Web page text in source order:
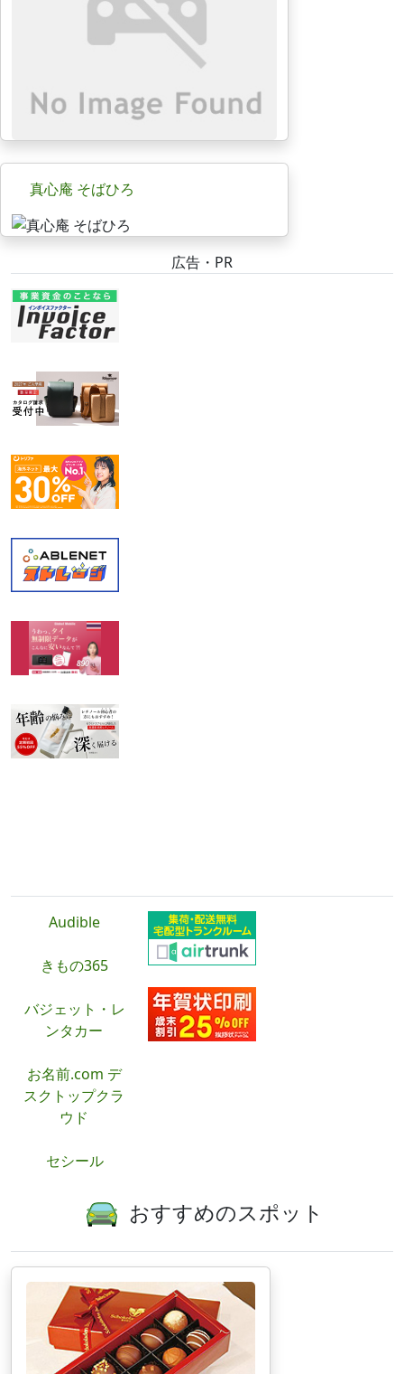
真心庵 そばひろ
広告・PR
Audible
きもの365
バジェット・レ
ンタカー
お名前.com デ
スクトップクラ
ウド
セシール
おすすめのスポット